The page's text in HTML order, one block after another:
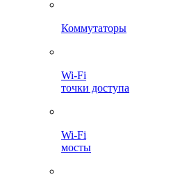
Коммутаторы
Wi-Fi
точки доступа
Wi-Fi
мосты